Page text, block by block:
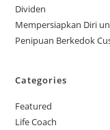
Dividen
Mempersiapkan Diri
Penipuan Berkedok
Categories
Featured
Life Coach